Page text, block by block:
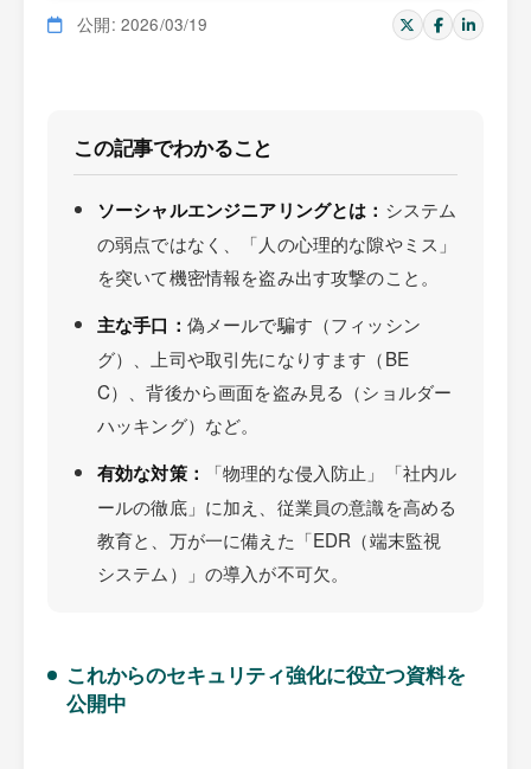
公開: 2026/03/19
この記事でわかること
ソーシャルエンジニアリングとは： システム
の弱点ではなく、「人の心理的な隙やミス」
を突いて機密情報を盗み出す攻撃のこと。
主な手口： 偽メールで騙す（フィッシン
グ）、上司や取引先になりすます（BE
C）、背後から画面を盗み見る（ショルダー
ハッキング）など。
有効な対策：
「物理的な侵入防止」「社内ル
ールの徹底」に加え、従業員の意識を高める
教育と、万が一に備えた「EDR（端末監視
システム）」の導入が不可欠。
これからのセキュリティ強化に役立つ資料を
公開中